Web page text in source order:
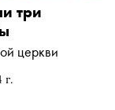
г.
три
церкви